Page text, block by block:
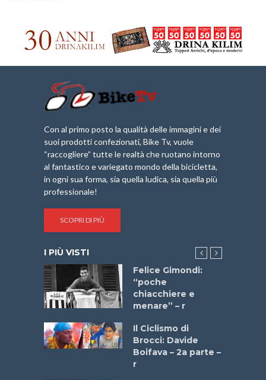
Con al primo posto la qualità delle immagini e dei
suoi prodotti confezionati, Bike Tv, vuole
“raccogliere” tutte le realtà che ruotano intorno
al fantastico e variegato mondo della bicicletta,
in ogni sua forma, sia quella ludica, sia quella più
professionale!
SCOPRI DI PIÙ
I PIÙ VISTI
Felice Gimondi:
“poche
chiacchiere e
menare” – r
Il Ciclismo di
Brocci: Davide
Boifava – 2a parte –
r